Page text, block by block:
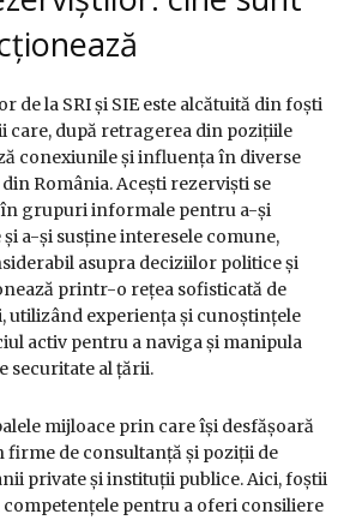
de la SRI și SIE este alcătuită din foști
după retragerea din pozițiile
conexiunile și influența în diverse
România. Acești rezerviști se
grupuri informale pentru a-și
a-și susține interesele comune,
asupra deciziilor politice și
printr-o rețea sofisticată de
utilizând experiența și cunoștințele
activ pentru a naviga și manipula
securitate al țării.
mijloace prin care își desfășoară
firme de consultanță și poziții de
private și instituții publice. Aici, foștii
pentru a oferi consiliere